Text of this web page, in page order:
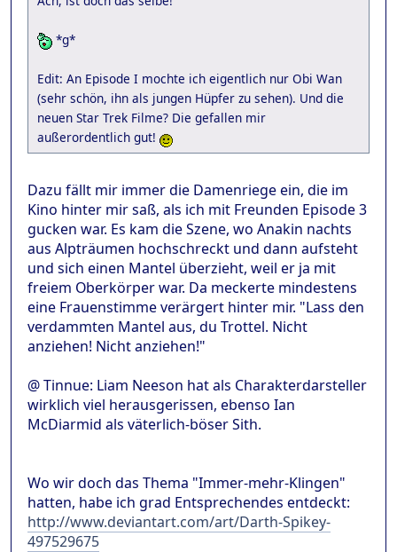
*g*
Edit: An Episode I mochte ich eigentlich nur Obi Wan
(sehr schön, ihn als jungen Hüpfer zu sehen). Und die
neuen Star Trek Filme? Die gefallen mir
außerordentlich gut!
Dazu fällt mir immer die Damenriege ein, die im
Kino hinter mir saß, als ich mit Freunden Episode 3
gucken war. Es kam die Szene, wo Anakin nachts
aus Alpträumen hochschreckt und dann aufsteht
und sich einen Mantel überzieht, weil er ja mit
freiem Oberkörper war. Da meckerte mindestens
eine Frauenstimme verärgert hinter mir. "Lass den
verdammten Mantel aus, du Trottel. Nicht
anziehen! Nicht anziehen!"
@ Tinnue: Liam Neeson hat als Charakterdarsteller
wirklich viel herausgerissen, ebenso Ian
McDiarmid als väterlich-böser Sith.
Wo wir doch das Thema "Immer-mehr-Klingen"
hatten, habe ich grad Entsprechendes entdeckt:
http://www.deviantart.com/art/Darth-Spikey-
497529675